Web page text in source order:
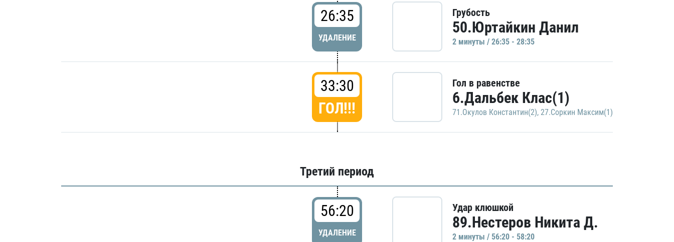
26:35
УДАЛЕНИЕ
Грубость
50.Юртайкин Данил
2 минуты / 26:35 - 28:35
33:30
ГОЛ!!!
Гол в равенстве
6.Дальбек Клас(1)
71.Окулов Константин(2), 27.Соркин Максим(1)
Третий период
56:20
УДАЛЕНИЕ
Удар клюшкой
89.Нестеров Никита Д.
2 минуты / 56:20 - 58:20